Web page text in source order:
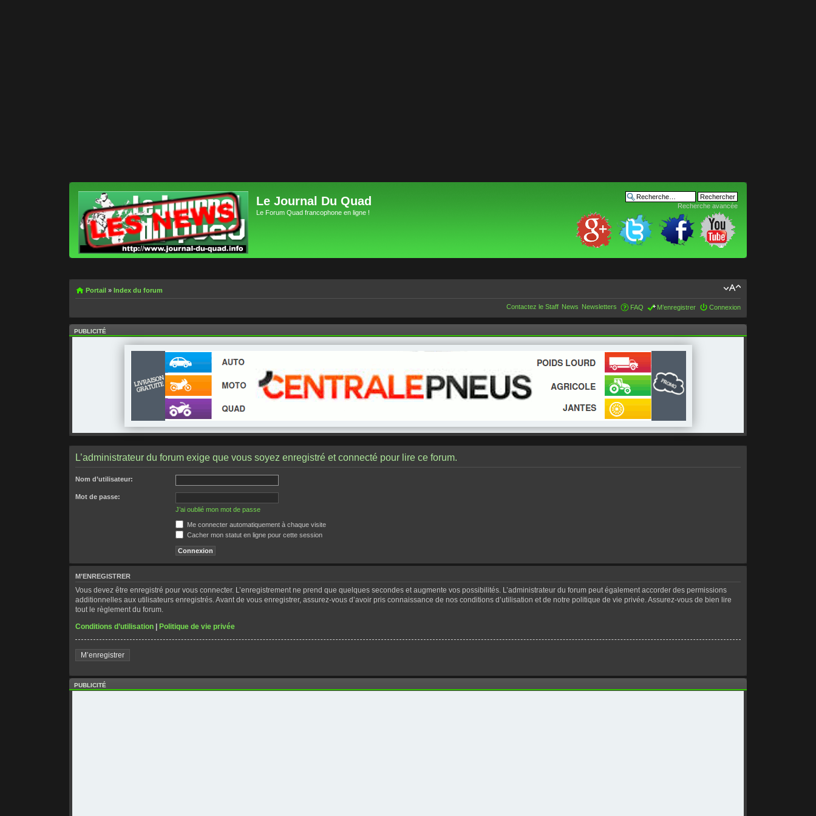
Le Journal Du Quad
Le Forum Quad francophone en ligne !
Recherche avancée
Portail »Index du forum
Contactez le Staff News Newsletters FAQ M’enregistrer Connexion
PUBLICITÉ
L’administrateur du forum exige que vous soyez enregistré et connecté pour lire ce forum.
Nom d’utilisateur:
Mot de passe:
J’ai oublié mon mot de passe
Me connecter automatiquement à chaque visite
Cacher mon statut en ligne pour cette session
M’ENREGISTRER
Vous devez être enregistré pour vous connecter. L’enregistrement ne prend que quelques secondes et augmente vos possibilités. L’administrateur du forum peut également accorder des permissions
additionnelles aux utilisateurs enregistrés. Avant de vous enregistrer, assurez-vous d’avoir pris connaissance de nos conditions d’utilisation et de notre politique de vie privée. Assurez-vous de bien lire
tout le règlement du forum.
Conditions d’utilisation
Politique de vie privée
M’enregistrer
PUBLICITÉ